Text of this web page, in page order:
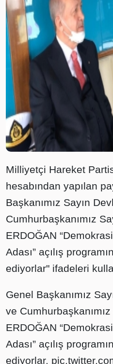
Milliyetçi Hareket
hesabından yapılan
Başkanımız Sayın
Cumhurbaşkanımız
ERDOĞAN
Adası” açılış
ediyorlar" ifadeleri
Genel Başkanımız
ve
ERDOĞAN
Adası” açılış
ediyorlar.